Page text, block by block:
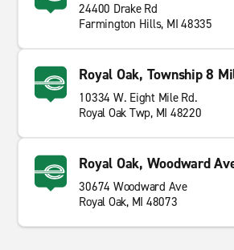
24400 Drake Rd
Farmington Hills, MI 48335
Royal Oak, Township 8
10334 W. Eight Mile Rd.
Royal Oak Twp, MI 48220
Royal Oak, Woodward
30674 Woodward Ave
Royal Oak, MI 48073